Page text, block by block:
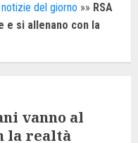
del giorno »» RSA
e si allenano con la
vanno al
la realtà